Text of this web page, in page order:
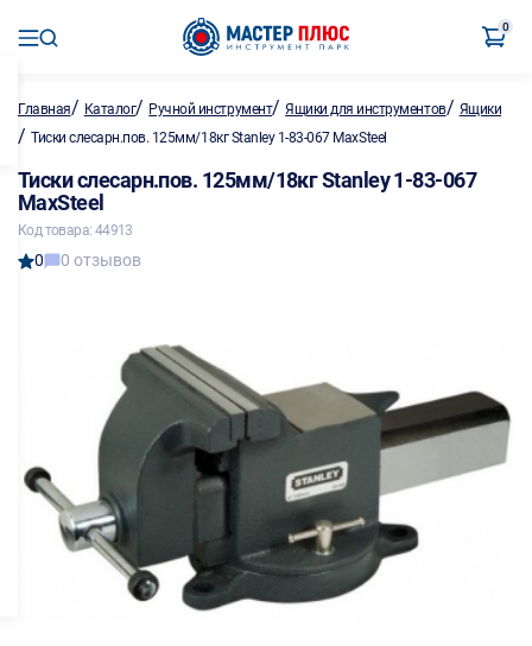
0
Главная/ Каталог/ Ручной инструмент/Ящики для инструментов/ Ящики
/ Тиски слесарн.пов. 125мм/18кг Stanley 1-83-067 MaxSteel
Тиски слесарн.пов. 125мм/18кг Stanley 1-83-067
MaxSteel
Код товара: 44913
0 0 отзывов